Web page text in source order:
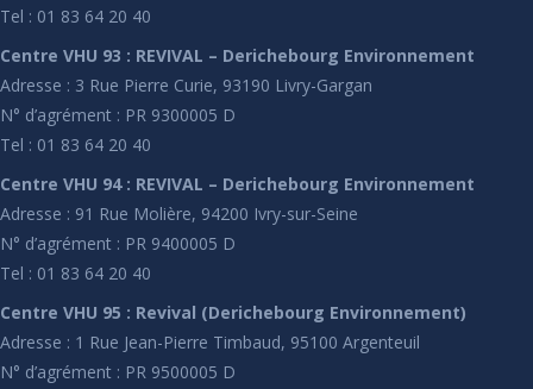
Tel : 01 83 64 20 40
Centre VHU 93 : REVIVAL – Derichebourg Environnement
Adresse : 3 Rue Pierre Curie, 93190 Livry-Gargan
N° d’agrément : PR 9300005 D
Tel : 01 83 64 20 40
Centre VHU 94 : REVIVAL – Derichebourg Environnement
Adresse : 91 Rue Molière, 94200 Ivry-sur-Seine
N° d’agrément : PR 9400005 D
Tel : 01 83 64 20 40
Centre VHU 95 : Revival (Derichebourg Environnement)
Adresse : 1 Rue Jean-Pierre Timbaud, 95100 Argenteuil
N° d’agrément : PR 9500005 D